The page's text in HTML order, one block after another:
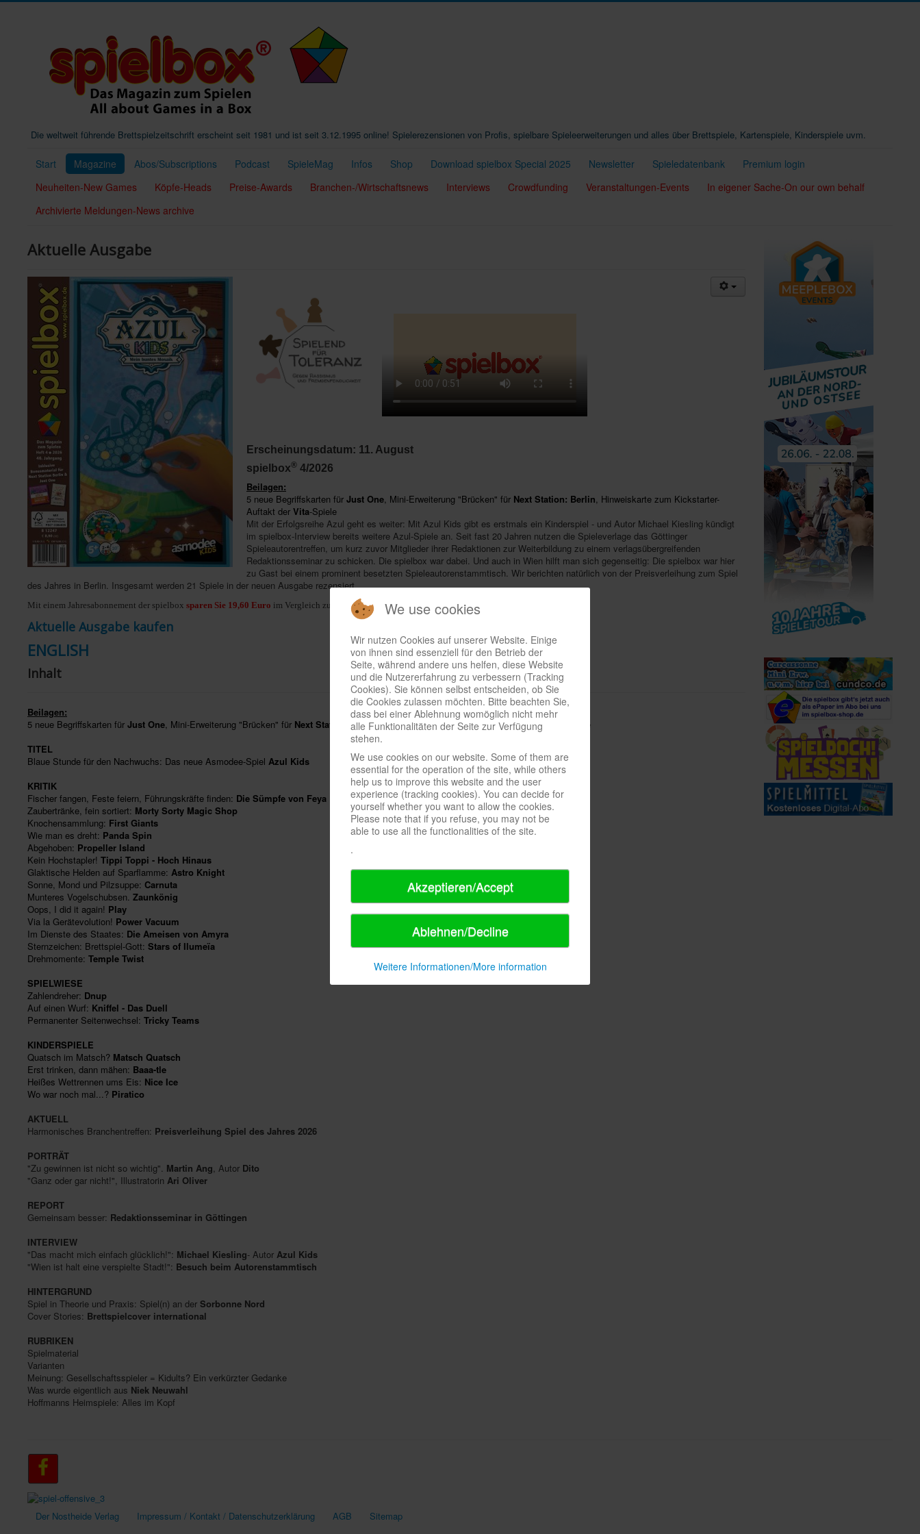
Die weltweit führende Brettspielzeitschrift erscheint seit 1981 und ist seit 3.12.1995 online! Spielerezensionen von Profis, spielbare Spieleerweiterungen und alles über Brettspiele, Kartenspiele, Kinderspiele uvm.
Start Magazine Abos/Subscriptions Podcast SpieleMag Infos Shop Download spielbox Special 2025 Newsletter Spieledatenbank
Premium login
Neuheiten-New Games
Köpfe-Heads Preise-Awards Branchen-/Wirtschaftsnews Interviews Crowdfunding Veranstaltungen-Events
In eigener Sache-On our own behalf
Archivierte Meldungen-News archive
Aktuelle Ausgabe
Erscheinungsdatum: 11. August
spielbox® 4/2026
Beilagen:
5 neue Begriffskarten für Just One, Mini-Erweiterung "Brücken" für Next Station: Berlin, Hinweiskarte zum Kickstarter-
Auftakt der Vita-Spiele
Mit der Erfolgsreihe Azul geht es weiter: Mit Azul Kids gibt es erstmals ein Kinderspiel - und Autor Michael Kiesling kündigt
im spielbox-Interview bereits weitere Azul-Spiele an. Seit fast 20 Jahren nutzen die Spieleverlage das Göttinger
Spieleautorentreffen, um kurz zuvor Mitglieder ihrer Redaktionen zur Weiterbildung zu einem verlagsübergreifenden
Redaktionsseminar zu schicken. Die spielbox war dabei. Und auch in Wien hilft man sich gegenseitig: Die spielbox war hier
zu Gast bei einem prominent besetzten Spieleautorenstammtisch. Wir berichten natürlich von der Preisverleihung zum Spiel
des Jahres in Berlin. Insgesamt werden 21 Spiele in der neuen Ausgabe rezensiert.
Mit einem Jahresabonnement der spielbox sparen Sie 19,60 Euro im Vergleich zu 7 Einzelausgaben + Versand.
Aktuelle Ausgabe kaufen
ENGLISH
Inhalt
Beilagen:
5 neue Begriffskarten für Just One, Mini-Erweiterung "Brücken" für Next Station: Berlin, Hinweiskarte zum Kickstarter-Auftakt der
-Spiele
TITEL
Blaue Stunde für den Nachwuchs: Das neue Asmodee-Spiel Azul Kids
KRITIK
Fischer fangen, Feste feiern, Führungskräfte finden: Die Sümpfe von Feya
Zaubertränke, fein sortiert: Morty Sorty Magic Shop
Knochensammlung: First Giants
Wie man es dreht: Panda Spin
Abgehoben: Propeller Island
Kein Hochstapler! Tippi Toppi - Hoch Hinaus
Glaktische Helden auf Sparflamme: Astro Knight
Sonne, Mond und Pilzsuppe: Carnuta
Munteres Vogelschubsen. Zaunkönig
Oops, I did it again! Play
Via la Gerätevolution! Power Vacuum
Im Dienste des Staates: Die Ameisen von Amyra
Sternzeichen: Brettspiel-Gott: Stars of Ilumeïa
Drehmomente: Temple Twist
SPIELWIESE
Zahlendreher: Dnup
Auf einen Wurf: Kniffel - Das Duell
Permanenter Seitenwechsel: Tricky Teams
KINDERSPIELE
Quatsch im Matsch? Matsch Quatsch
Erst trinken, dann mähen: Baaa-tle
Heißes Wettrennen ums Eis: Nice Ice
Wo war noch mal...? Piratico
AKTUELL
Harmonisches Branchentreffen: Preisverleihung Spiel des Jahres 2026
PORTRÄT
"Zu gewinnen ist nicht so wichtig". Martin Ang, Autor Dito
"Ganz oder gar nicht!", Illustratorin Ari Oliver
REPORT
Gemeinsam besser: Redaktionsseminar in Göttingen
INTERVIEW
"Das macht mich einfach glücklich!": Michael Kiesling- Autor Azul Kids
"Wien ist halt eine verspielte Stadt!": Besuch beim Autorenstammtisch
HINTERGRUND
Spiel in Theorie und Praxis: Spiel(n) an der Sorbonne Nord
Cover Stories: Brettspielcover international
RUBRIKEN
Spielmaterial
Varianten
Meinung: Gesellschaftsspieler = Kidults? Ein verkürzter Gedanke
Was wurde eigentlich aus Niek Neuwahl
Hoffmanns Heimspiele: Alles im Kopf
Der Nostheide Verlag Impressum / Kontakt / Datenschutzerklärung AGB Sitemap
We use cookies
Wir nutzen Cookies auf unserer Website. Einige
von ihnen sind essenziell für den Betrieb der
Seite, während andere uns helfen, diese Website
und die Nutzererfahrung zu verbessern (Tracking
Cookies). Sie können selbst entscheiden, ob Sie
die Cookies zulassen möchten. Bitte beachten Sie,
dass bei einer Ablehnung womöglich nicht mehr
alle Funktionalitäten der Seite zur Verfügung
stehen.
We use cookies on our website. Some of them are
essential for the operation of the site, while others
help us to improve this website and the user
experience (tracking cookies). You can decide for
yourself whether you want to allow the cookies.
Please note that if you refuse, you may not be
able to use all the functionalities of the site.
.
Akzeptieren/Accept
Ablehnen/Decline
Weitere Informationen/More information